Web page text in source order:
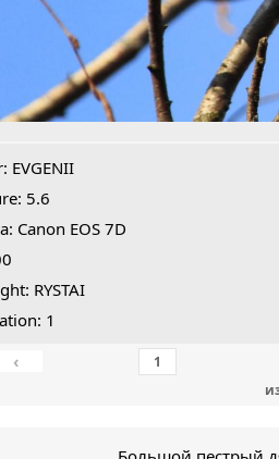
EVGENII
5.6
Canon EOS 7D
RYSTAI
1
‹